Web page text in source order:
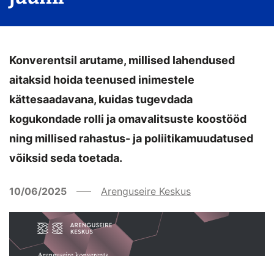
Konverentsil arutame, millised lahendused
aitaksid hoida teenused inimestele
kättesaadavana, kuidas tugevdada
kogukondade rolli ja omavalitsuste koostööd
ning millised rahastus- ja poliitikamuudatused
võiksid seda toetada.
10/06/2025 Arenguseire Keskus